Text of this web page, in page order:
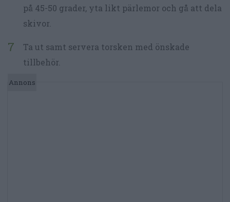
på 45-50 grader, yta likt pärlemor och gå att dela
skivor.
Ta ut samt servera torsken med önskade
tillbehör.